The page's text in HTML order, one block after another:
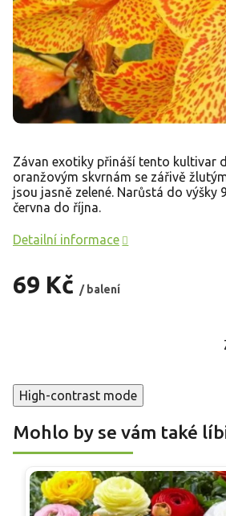
69 Kč / balení
Závan exotiky přináší tento kultivar
oranžovým skvrnám se zářivě
jsou jasně zelené. Narůstá do výšky
června do října.
Detailní informace
High-contrast mode
Mohlo by se vám také